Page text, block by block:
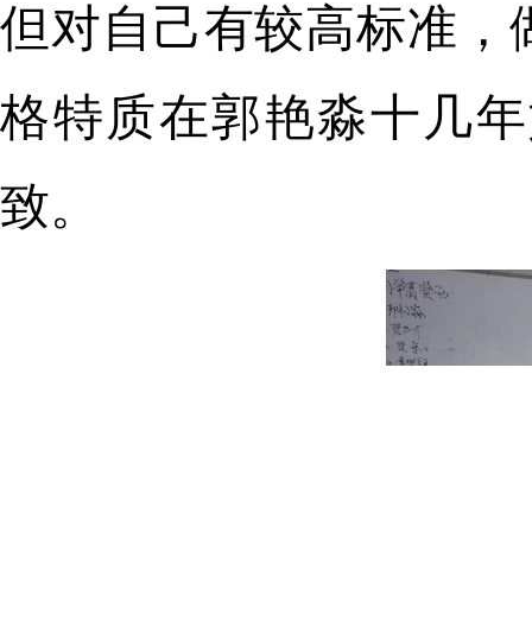
但对自己有较高标准，
格特质在郭艳淼十几
致。